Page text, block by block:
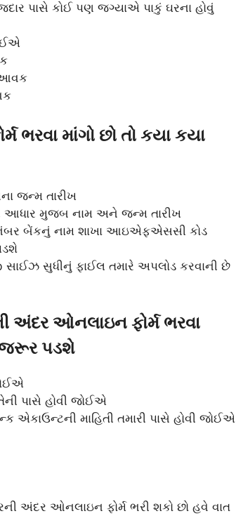
પાસે કોઈ પણ જગ્યાએ પાકું ઘરના હોવું
આવક
ભરવા માંગો છો તો કયા કયા
જન્મ તારીખ
આધાર મુજબ નામ અને જન્મ તારીખ
નંબર બેંકનું નામ શાખા આઇએફએસસી કોડ
સુધીનું ફાઈલ તમારે અપલોડ કરવાની છે
અંદર ઓનલાઇન ફોર્મ ભરવા
જરૂર પડશે
પાસે હોવી જોઈએ
એકાઉન્ટની માહિતી તમારી પાસે હોવી જોઈએ
અંદર ઓનલાઇન ફોર્મ ભરી શકો છો હવે વાત